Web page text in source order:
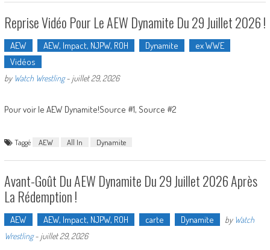
Reprise Vidéo Pour Le AEW Dynamite Du 29 Juillet 2026 !
AEW AEW, Impact, NJPW, ROH Dynamite
ex WWE
Vidéos
by Watch Wrestling- juillet 29, 2026
Pour voir le AEW Dynamite!Source #1, Source #2
Taggé AEW All In Dynamite
Avant-Goût Du AEW Dynamite Du 29 Juillet 2026 Après
La Rédemption !
AEW AEW, Impact, NJPW, ROH carte Dynamite by Watch
Wrestling- juillet 29, 2026